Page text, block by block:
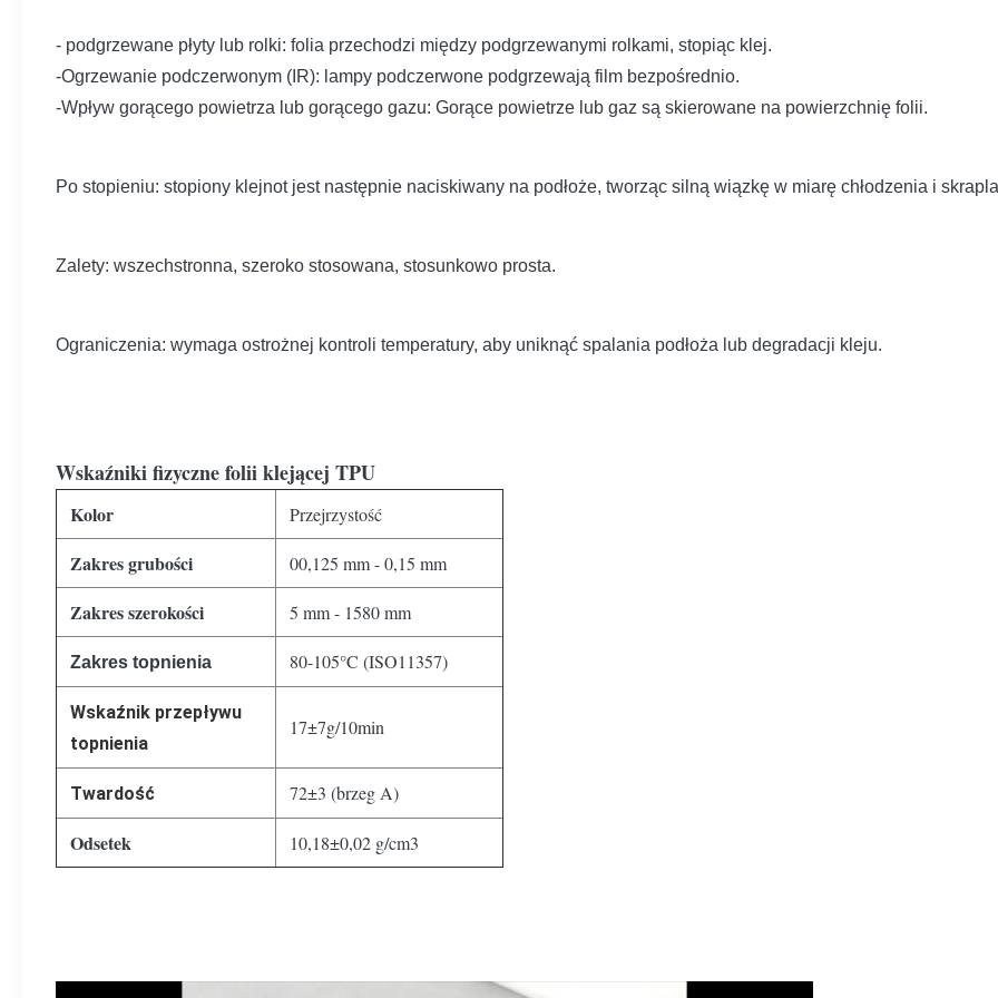
- podgrzewane płyty lub rolki: folia przechodzi między podgrzewanymi rolkami, stopiąc klej.
-Ogrzewanie podczerwonym (IR): lampy podczerwone podgrzewają film bezpośrednio.
-Wpływ gorącego powietrza lub gorącego gazu: Gorące powietrze lub gaz są skierowane na powierzchnię folii.
Po stopieniu: stopiony klejnot jest następnie naciskiwany na podłoże, tworząc silną wiązkę w miarę chłodzenia i
Zalety: wszechstronna, szeroko stosowana, stosunkowo prosta.
Ograniczenia: wymaga ostrożnej kontroli temperatury, aby uniknąć spalania podłoża lub degradacji kleju.
Wskaźniki fizyczne folii klejącej TPU
Kolor Przejrzystość
Zakres grubości 00,125 mm - 0,15 mm
Zakres szerokości 5 mm - 1580 mm
Zakres topnienia 80-105°C (ISO11357)
Wskaźnik przepływu
topnienia
17±7g/10min
Twardość 72±3 (brzeg A)
Odsetek 10,18±0,02 g/cm3